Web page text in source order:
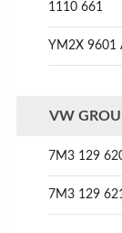
1110 661
YM2X 9601
VW
7M3 129
7M3 129